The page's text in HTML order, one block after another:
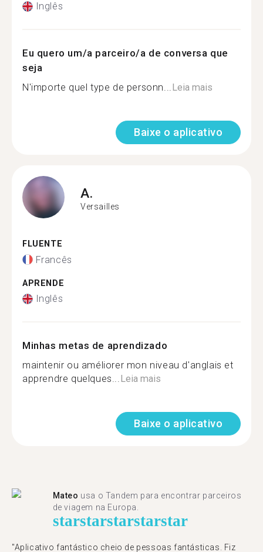
Inglês
Eu quero um/a parceiro/a de conversa que
seja
N'importe quel type de personn...Leia mais
Baixe o aplicativo
A.
Versailles
FLUENTE
Francês
APRENDE
Inglês
Minhas metas de aprendizado
maintenir ou améliorer mon niveau d'anglais et
apprendre quelques...Leia mais
Baixe o aplicativo
Mateo usa o Tandem para encontrar parceiros
de viagem na Europa.
starstarstarstarstar
"Aplicativo fantástico cheio de pessoas fantásticas. Fiz